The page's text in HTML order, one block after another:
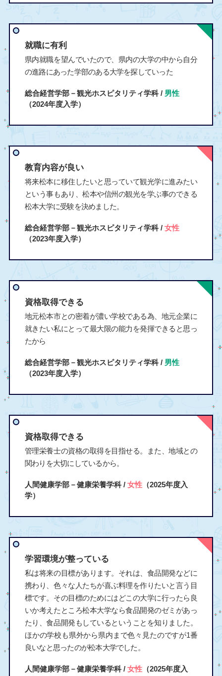
就職に有利
県内就職を望んでいたので、県内の大学の中から自分
の進路にあった学部のある大学を探していった
総合経営学部－観光ホスピタリティ学科 / 男性
（2024年度入学）
教育内容が良い
将来松本に移住したいと思っていて観光学に進みたい
という事もあり、松本や信州の観光を学ぶ事のできる
松本大学に受験を決めました。
総合経営学部－観光ホスピタリティ学科 / 女性
（2023年度入学）
資格取得できる
地元松本市との密着が濃い学校である為、地元企業に
就きたい私にとって最大限の能力を発揮できると思っ
たから
総合経営学部－観光ホスピタリティ学科 / 男性
（2023年度入学）
資格取得できる
管理栄養士の資格の取得を目指せる。また、地域との
関わりを大切にしているから。
人間健康学部－健康栄養学科 / 女性（2025年度入
学）
学習環境が整っている
私は将来の目標があります。それは、食品開発などに
携わり、色々な人たちが喜ぶ料理を作りたいと言う目
標です。その目標のためにはどこの大学に行ったら良
いか考えたところ松本大学なら食品開発のゼミがあっ
たり、食品開発もしているということを知りました。
ほかの学校も県外から県内まで色々見たのですが1番
良いなと思ったのが松本大学でした。
人間健康学部－健康栄養学科 / 女性（2025年度入